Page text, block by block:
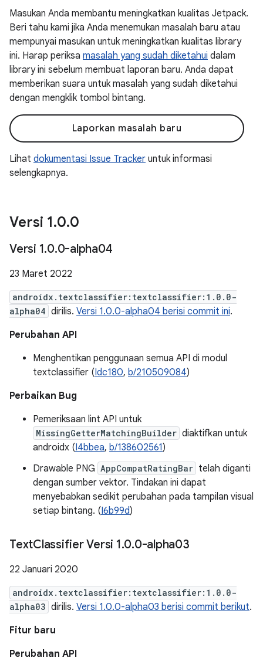
Masukan Anda membantu meningkatkan kualitas Jetpack.
Beri tahu kami jika Anda menemukan masalah baru atau
mempunyai masukan untuk meningkatkan kualitas library
ini. Harap periksa masalah yang sudah diketahui dalam
library ini sebelum membuat laporan baru. Anda dapat
memberikan suara untuk masalah yang sudah diketahui
dengan mengklik tombol bintang.
Laporkan masalah baru
Lihat dokumentasi Issue Tracker untuk informasi
selengkapnya.
Versi 1.0.0
Versi 1.0.0-alpha04
23 Maret 2022
androidx.textclassifier:textclassifier:1.0.0-
alpha04 dirilis. Versi 1.0.0-alpha04 berisi commit ini.
Perubahan API
Menghentikan penggunaan semua API di modul
textclassifier (Idc180, b/210509084)
Perbaikan Bug
Pemeriksaan lint API untuk
MissingGetterMatchingBuilder diaktifkan untuk
androidx (I4bbea, b/138602561)
Drawable PNG AppCompatRatingBar telah diganti
dengan sumber vektor. Tindakan ini dapat
menyebabkan sedikit perubahan pada tampilan visual
setiap bintang. (I6b99d)
TextClassifier Versi 1.0.0-alpha03
22 Januari 2020
androidx.textclassifier:textclassifier:1.0.0-
alpha03 dirilis. Versi 1.0.0-alpha03 berisi commit berikut.
Fitur baru
Perubahan API